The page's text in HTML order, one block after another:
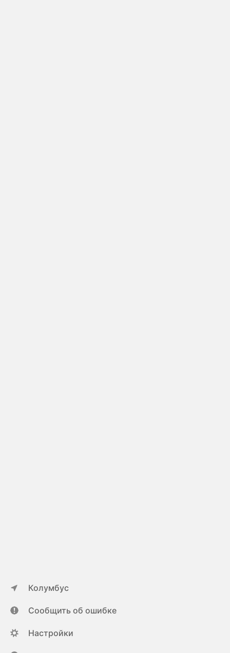
Колумбус
Сообщить об ошибке
Настройки